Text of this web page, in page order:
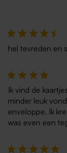
hel tevreden en
Ik vind de
minder leuk
enveloppe. Ik
was even een